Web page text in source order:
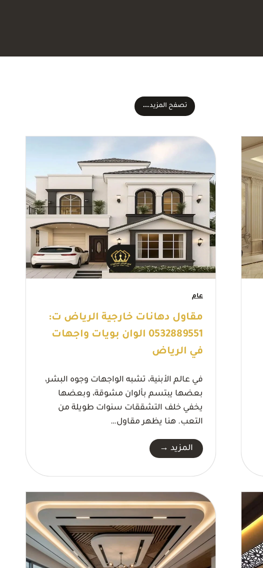
تصفح المزيد
عام
مقاول دهانات خارجية الرياض ت:
0532889551 الوان بويات واجهات
في الرياض
في عالم الأبنية، تشبه الواجهات وجوه البشر،
بعضها يبتسم بألوان مشوقة، وبعضها
يخفي خلف التشققات سنوات طويلة من
التعب. هنا يظهر مقاول…
المزيد →
ا
و
ل
د
ه
ا
ن